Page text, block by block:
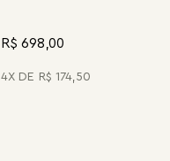
R$ 698,00
4 R$ 174,50